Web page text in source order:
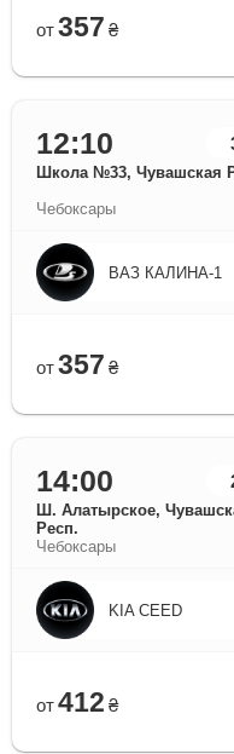
от 357 ₴
12:10
Школа №33, Чувашская
Чебоксары
ВАЗ КАЛИНА-1
от 357 ₴
14:00
Ш. Алатырское,
Респ.
Чебоксары
KIA CEED
от 412 ₴